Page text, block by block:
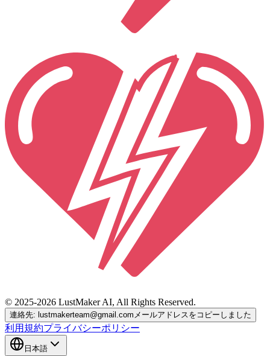
© 2025-2026 LustMaker AI, All Rights Reserved.
連絡先: lustmakerteam@gmail.com メールアドレスをコピーしました
利用規約プライバシーポリシー
日本語